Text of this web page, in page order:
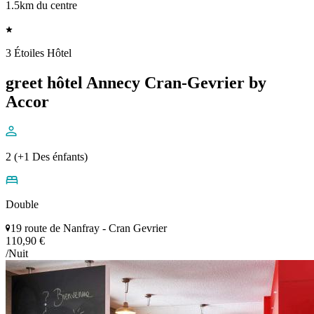
1.5km du centre
3 Étoiles Hôtel
greet hôtel Annecy Cran-Gevrier by
Accor
2 (+1 Des énfants)
Double
19 route de Nanfray - Cran Gevrier
110,90 €
/Nuit